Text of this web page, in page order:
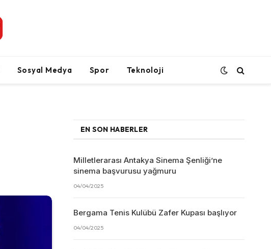
Sosyal Medya Spor Teknoloji
EN SON HABERLER
Milletlerarası Antakya Sinema Şenliği’ne
sinema başvurusu yağmuru
04/04/2025
Bergama Tenis Kulübü Zafer Kupası başlıyor
04/04/2025